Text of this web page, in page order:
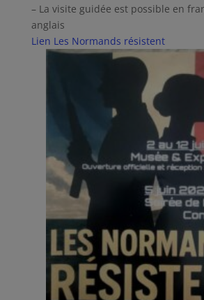
– La visite guidée est possible en
anglais
Lien Les Normands résistent